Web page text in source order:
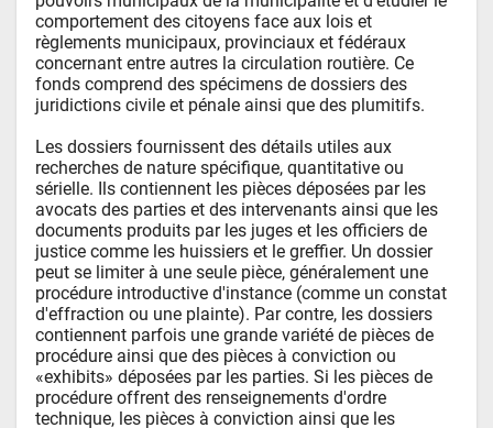
comportement des citoyens face aux lois et
règlements municipaux, provinciaux et fédéraux
concernant entre autres la circulation routière. Ce
fonds comprend des spécimens de dossiers des
juridictions civile et pénale ainsi que des plumitifs.
Les dossiers fournissent des détails utiles aux
recherches de nature spécifique, quantitative ou
sérielle. Ils contiennent les pièces déposées par les
avocats des parties et des intervenants ainsi que les
documents produits par les juges et les officiers de
justice comme les huissiers et le greffier. Un dossier
peut se limiter à une seule pièce, généralement une
procédure introductive d'instance (comme un constat
d'effraction ou une plainte). Par contre, les dossiers
contiennent parfois une grande variété de pièces de
procédure ainsi que des pièces à conviction ou
«exhibits» déposées par les parties. Si les pièces de
procédure offrent des renseignements d'ordre
technique, les pièces à conviction ainsi que les